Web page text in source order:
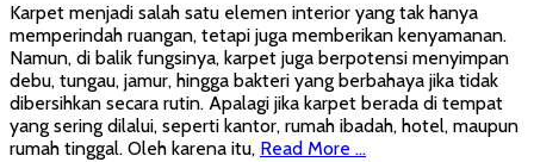
Karpet menjadi salah satu elemen interior yang tak hanya
memperindah ruangan, tetapi juga memberikan kenyamanan.
Namun, di balik fungsinya, karpet juga berpotensi menyimpan
debu, tungau, jamur, hingga bakteri yang berbahaya jika tidak
dibersihkan secara rutin. Apalagi jika karpet berada di tempat
yang sering dilalui, seperti kantor, rumah ibadah, hotel, maupun
rumah tinggal. Oleh karena itu, Read More …